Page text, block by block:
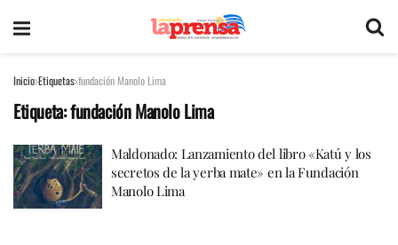
Inicio Etiquetas fundación Manolo Lima
Etiqueta:fundación Manolo Lima
Maldonado: Lanzamiento del libro «Katú y los
secretos de la yerba mate» en la Fundación
Manolo Lima